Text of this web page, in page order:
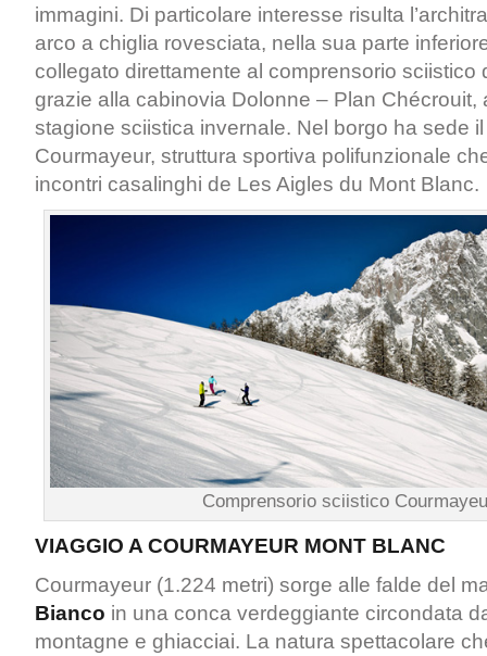
immagini. Di particolare interesse risulta
arco a chiglia rovesciata, nella sua parte
collegato direttamente al comprensorio sciistico
grazie alla cabinovia Dolonne – Plan Chécrouit,
stagione sciistica invernale. Nel borgo ha sede
Courmayeur, struttura sportiva polifunzionale
incontri casalinghi de Les Aigles du Mont Blanc.
Comprensorio sciistico
VIAGGIO A COURMAYEUR MONT BLANC
Courmayeur (1.224 metri) sorge alle falde del
Bianco in una conca verdeggiante circondata
montagne e ghiacciai. La natura spettacolare